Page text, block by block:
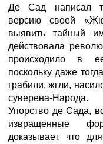
Де Сад написал
версию своей
выявить тайный
действовала
происходило в ее
поскольку даже
грабили, жгли,
суверена-Народа.
Упорство де Сада,
извращенные
доказывает, что